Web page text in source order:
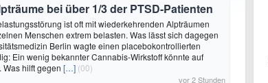
bei über 1/3 der PTSD-Patienten
ist oft mit wiederkehrenden Alpträumen
Menschen extrem belasten. Was lässt sich dagegen
Berlin wagte einen placebokontrollierten
Ein wenig bekannter Cannabis-Wirkstoff könnte auf
hilft gegen […] (00)
vor 2 Stunden